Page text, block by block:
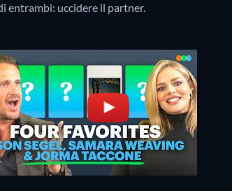
entrambi: uccidere il partner.